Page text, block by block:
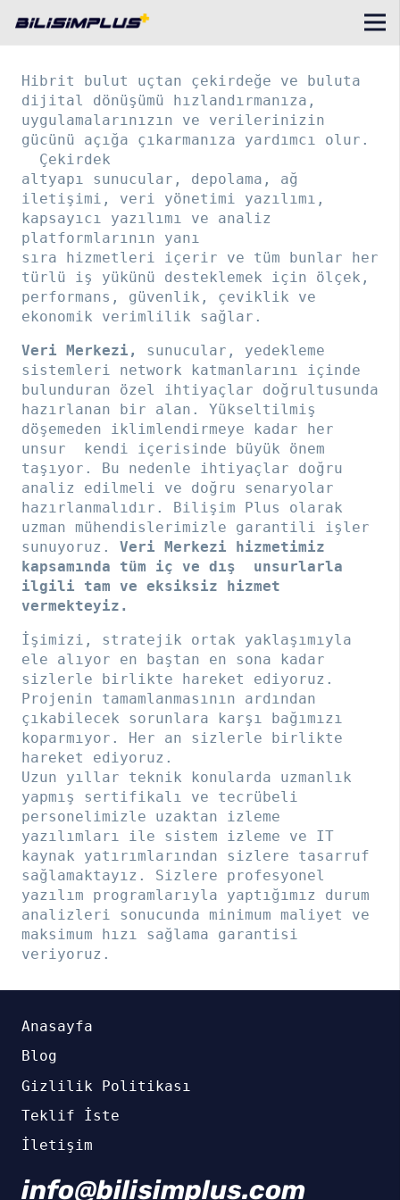
Hibrit bulut uçtan çekirdeğe ve buluta
dijital dönüşümü hızlandırmanıza,
uygulamalarınızın ve verilerinizin
gücünü açığa çıkarmanıza yardımcı olur.
Çekirdek
altyapı sunucular, depolama, ağ
iletişimi, veri yönetimi yazılımı,
kapsayıcı yazılımı ve analiz
platformlarının yanı
sıra hizmetleri içerir ve tüm bunlar her
türlü iş yükünü desteklemek için ölçek,
performans, güvenlik, çeviklik ve
ekonomik verimlilik sağlar.
Veri Merkezi, sunucular, yedekleme
sistemleri network katmanlarını içinde
bulunduran özel ihtiyaçlar doğrultusunda
hazırlanan bir alan. Yükseltilmiş
döşemeden iklimlendirmeye kadar her
unsur kendi içerisinde büyük önem
taşıyor. Bu nedenle ihtiyaçlar doğru
analiz edilmeli ve doğru senaryolar
hazırlanmalıdır. Bilişim Plus olarak
uzman mühendislerimizle garantili işler
sunuyoruz. Veri Merkezi hizmetimiz
kapsamında tüm iç ve dış unsurlarla
ilgili tam ve eksiksiz hizmet
vermekteyiz.
İşimizi, stratejik ortak yaklaşımıyla
ele alıyor en baştan en sona kadar
sizlerle birlikte hareket ediyoruz.
Projenin tamamlanmasının ardından
çıkabilecek sorunlara karşı bağımızı
koparmıyor. Her an sizlerle birlikte
hareket ediyoruz.
Uzun yıllar teknik konularda uzmanlık
yapmış sertifikalı ve tecrübeli
personelimizle uzaktan izleme
yazılımları ile sistem izleme ve IT
kaynak yatırımlarından sizlere tasarruf
sağlamaktayız. Sizlere profesyonel
yazılım programlarıyla yaptığımız durum
analizleri sonucunda minimum maliyet ve
maksimum hızı sağlama garantisi
veriyoruz.
Anasayfa
Blog
Gizlilik Politikası
Teklif İste
İletişim
info@bilisimplus.com